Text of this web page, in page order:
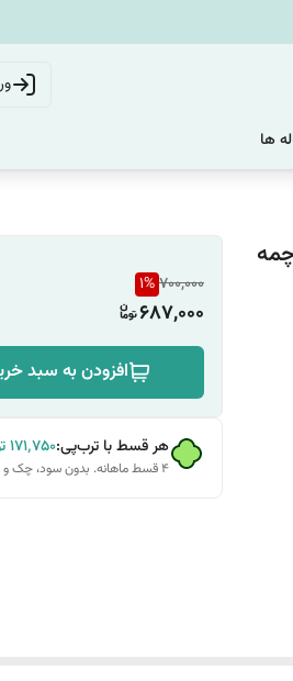
ها
700,000
1%
687,000
افزودن به سبد
هر قسط با ترب‌پی:۱۷۱٬۷۵۰
۴ قسط ماهانه. بدون سود، چک و ضامن.